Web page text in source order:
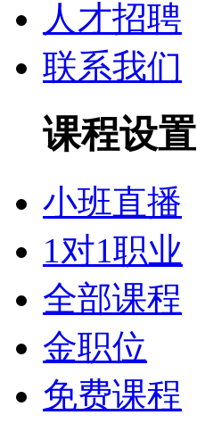
人才招聘
联系我们
课程设置
小班直播
1对1职业
全部课程
金职位
免费课程